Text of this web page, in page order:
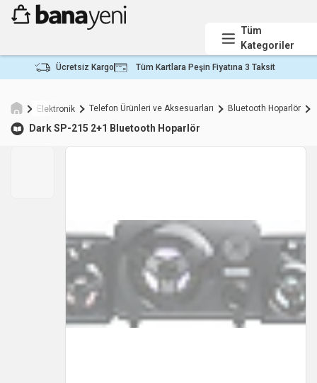
Tüm
Kategoriler
Ücretsiz Kargo Tüm Kartlara Peşin Fiyatına 3 Taksit
Elektronik Telefon Ürünleri ve Aksesuarları Bluetooth Hoparlör
DarkSP-215 2+1 Bluetooth Hoparlör